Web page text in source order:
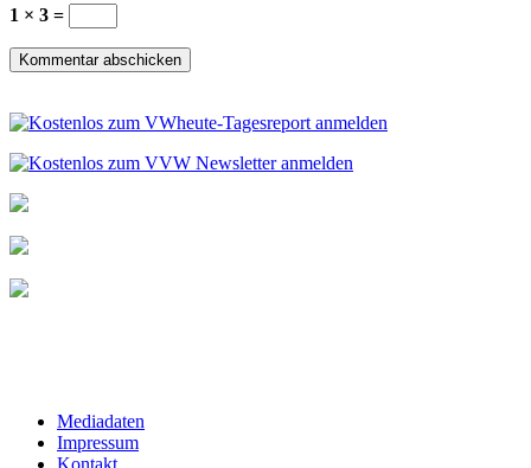
1 × 3 =
Mediadaten
Impressum